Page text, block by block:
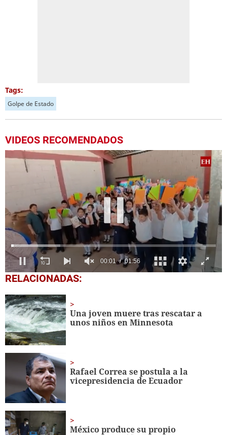
Tags:
Golpe de Estado
VIDEOS RECOMENDADOS
0
seconds
1
minute,
56
seconds
RELACIONADAS:
Una joven muere tras rescatar a
unos niños en Minnesota
Rafael Correa se postula a la
vicepresidencia de Ecuador
México produce su propio